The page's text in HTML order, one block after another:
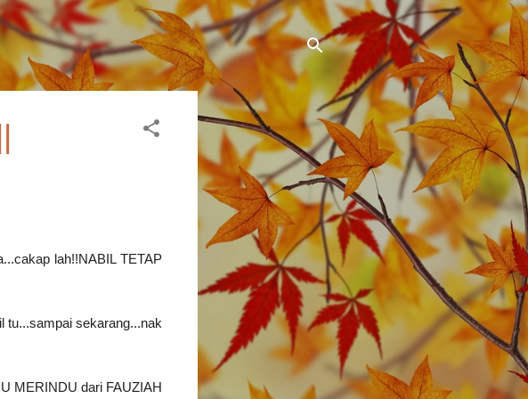
lah!!NABIL TETAP
tu...sampai sekarang...nak
MERINDU dari FAUZIAH